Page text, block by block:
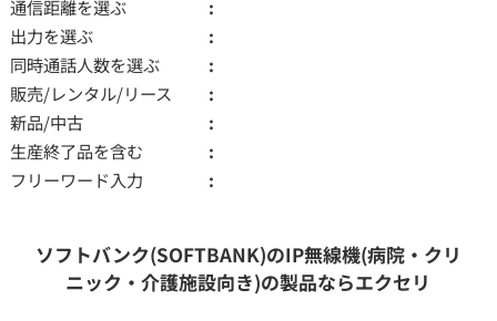
通信距離を選ぶ
出力を選ぶ
同時通話人数を選ぶ
販売/レンタル/リース
新品/中古
生産終了品を含む
フリーワード入力
ソフトバンク(SOFTBANK)のIP無線機(病院・クリ
ニック・介護施設向き)の製品ならエクセリ